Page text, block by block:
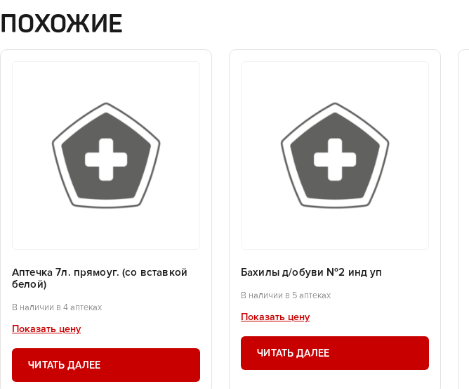
ПОХОЖИЕ
Аптечка 7л. прямоуг. (со вставкой
белой)
В наличии в 4 аптеках
Показать цену
ЧИТАТЬ ДАЛЕЕ
Бахилы д/обуви №2 инд уп
В наличии в 5 аптеках
Показать цену
ЧИТАТЬ ДАЛЕЕ